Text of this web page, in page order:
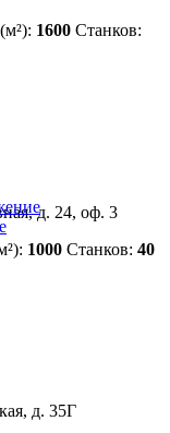
1600 Станков:
д. 24, оф. 3
1000 Станков: 40
д. 35Г